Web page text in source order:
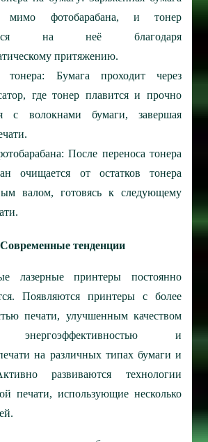
мимо фотобарабана, и тонер
на неё благодаря
притяжению.
тонера: Бумага проходит через
где тонер плавится и прочно
с волокнами бумаги, завершая
После переноса тонера
очищается от остатков тонера
валом, готовясь к следующему
Современные тенденции
лазерные принтеры постоянно
Появляются принтеры с более
печати, улучшенным качеством
энергоэффективностью и
на различных типах бумаги и
развиваются технологии
печати, использующие несколько